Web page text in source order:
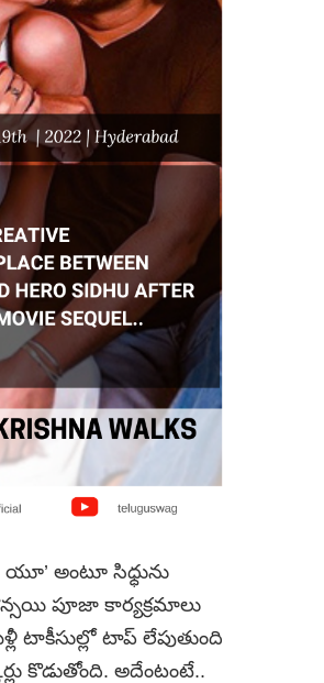
అంటూ సిధ్ధును
పూజా కార్యక్రమాలు
టాకీసుల్లో టాప్ లేపుతుంది
కొడుతోంది. అదేంటంటే..